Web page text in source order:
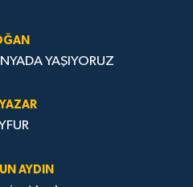
YAŞIYORUZ
AYDIN